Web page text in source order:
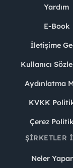
Yardım
E-Book
İletişime
Kullanıcı
Aydınlatma
KVKK
Çerez
ŞIRKETLER
Neler